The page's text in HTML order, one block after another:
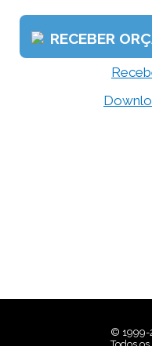
RECEBER
© 1999-